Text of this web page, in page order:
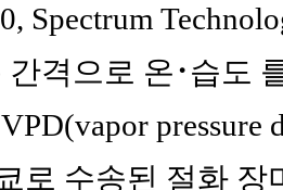
Spectrum
간격으로 온･습도
로 수송된 절화